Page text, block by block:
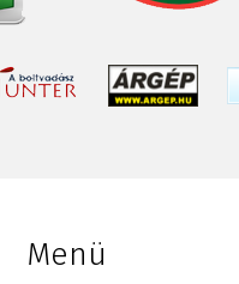
Menü